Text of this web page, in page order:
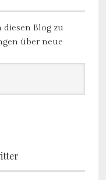
diesen Blog zu
über neue